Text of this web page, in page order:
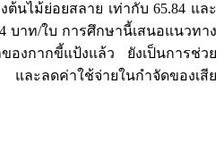
นไม้ย่อยสลาย เท่ากับ 65.84 และ
บาท/ใบ การศึกษานี้เสนอแนวทาง
องกากขี้แป้งแล้ว ยังเป็นการช่วย
ละลดค่าใช้จ่ายในกำจัดของเสีย